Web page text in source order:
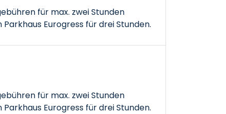
für max. zwei Stunden
Eurogress für drei Stunden.
für max. zwei Stunden
Eurogress für drei Stunden.